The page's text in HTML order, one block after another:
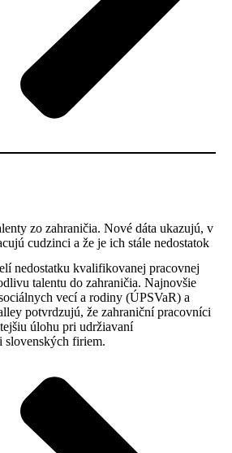
zo zahraničia. Nové dáta ukazujú, v
cudzinci a že je ich stále nedostatok
nedostatku kvalifikovanej pracovnej
talentu do zahraničia. Najnovšie
vecí a rodiny (ÚPSVaR) a
potvrdzujú, že zahraniční pracovníci
úlohu pri udržiavaní
slovenských firiem.